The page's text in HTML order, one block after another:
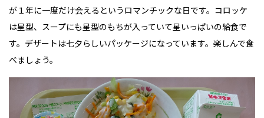
が１年に一度だけ会えるというロマンチックな日です。 コロッケ
は星型、スープにも星型のもちが入っていて星いっぱいの給食で
す。デザートは七夕らしいパッケージになっています。楽しんで食
べましょう。